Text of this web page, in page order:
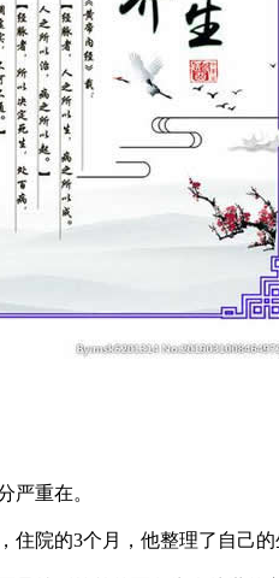
严重在。
院的3个月，他整理了自己